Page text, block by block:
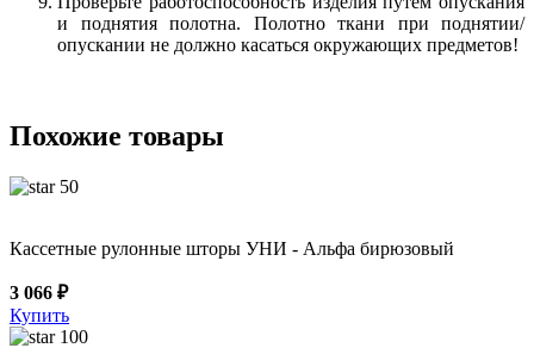
и поднятия полотна. Полотно ткани при поднятии/
опускании не должно касаться окружающих предметов!
Похожие товары
50
Кассетные рулонные шторы УНИ - Альфа бирюзовый
3 066 ₽
Купить
100